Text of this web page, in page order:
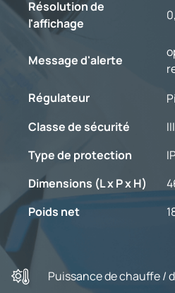
Résolution de
l'affichage
Message d'alerte
Régulateur
Classe de sécurité
Type de protection
Dimensions (L x P x H)
Poids net
Puissance de chauffe /